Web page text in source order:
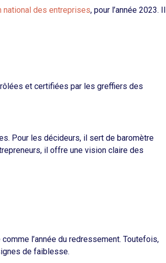
national des entreprises, pour l’année 2023. Il
et certifiées par les greffiers des
Pour les décideurs, il sert de baromètre
il offre une vision claire des
l’année du redressement. Toutefois,
de faiblesse.